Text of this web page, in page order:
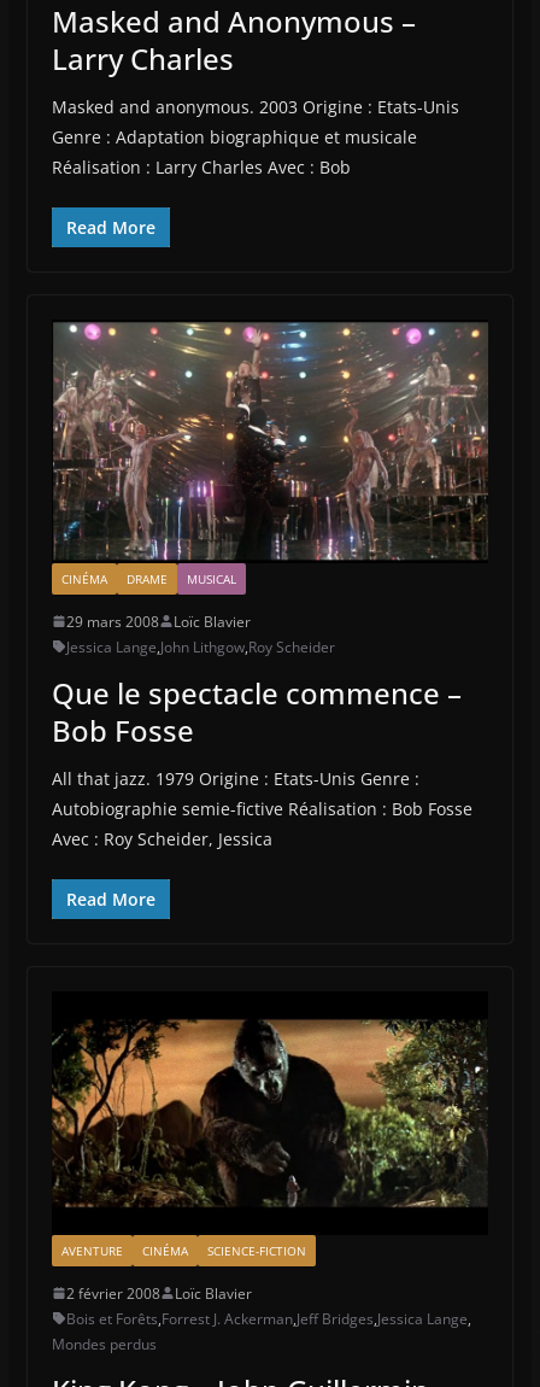
Masked and Anonymous –
Larry Charles
Masked and anonymous. 2003 Origine : Etats-Unis
Genre : Adaptation biographique et musicale
Réalisation : Larry Charles Avec : Bob
Read More
CINÉMA DRAME MUSICAL
29 mars 2008
Loïc Blavier
Jessica Lange,John Lithgow,Roy Scheider
Que le spectacle commence –
Bob Fosse
All that jazz. 1979 Origine : Etats-Unis Genre :
Autobiographie semie-fictive Réalisation : Bob Fosse
Avec : Roy Scheider, Jessica
Read More
AVENTURE CINÉMA SCIENCE-FICTION
2 février 2008
Loïc Blavier
Bois et Forêts,Forrest J. Ackerman,Jeff Bridges,Jessica Lange,
Mondes perdus